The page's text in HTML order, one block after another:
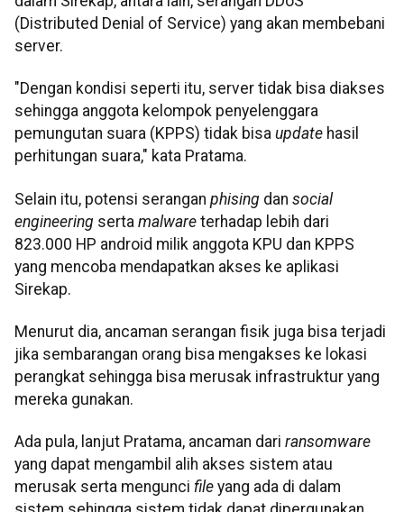
(Distributed Denial of Service) yang akan membebani
server.
"Dengan kondisi seperti itu, server tidak bisa diakses
sehingga anggota kelompok penyelenggara
pemungutan suara (KPPS) tidak bisa update hasil
perhitungan suara," kata Pratama.
Selain itu, potensi serangan phising dan social
engineering serta malware terhadap lebih dari
823.000 HP android milik anggota KPU dan KPPS
yang mencoba mendapatkan akses ke aplikasi
Sirekap.
Menurut dia, ancaman serangan fisik juga bisa terjadi
jika sembarangan orang bisa mengakses ke lokasi
perangkat sehingga bisa merusak infrastruktur yang
mereka gunakan.
Ada pula, lanjut Pratama, ancaman dari ransomware
yang dapat mengambil alih akses sistem atau
merusak serta mengunci file yang ada di dalam